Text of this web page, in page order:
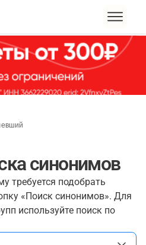
синонимов
требуется подобрать
«Поиск синонимов». Для
используйте поиск по